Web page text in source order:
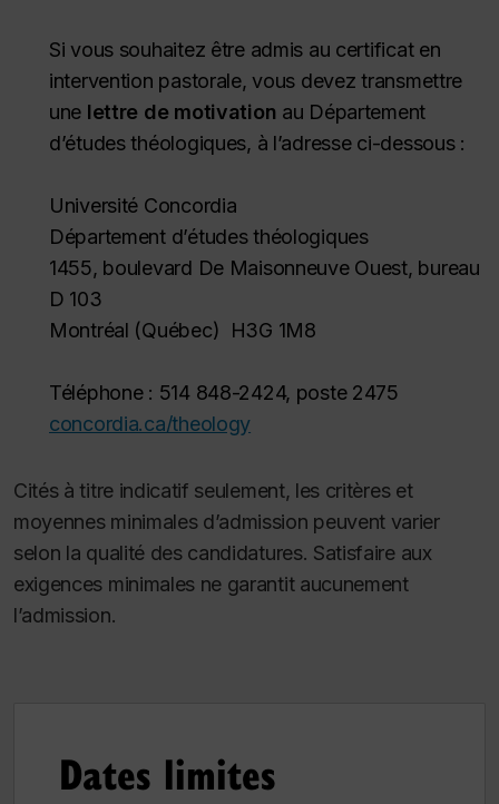
Si vous souhaitez être admis au certificat en
intervention pastorale, vous devez transmettre
une lettre de motivation au Département
d’études théologiques, à l’adresse ci-dessous :
Université Concordia
Département d’études théologiques
1455, boulevard De Maisonneuve Ouest, bureau
D 103
Montréal (Québec) H3G 1M8
Téléphone : 514 848-2424, poste 2475
concordia.ca/theology
Cités à titre indicatif seulement, les critères et
moyennes minimales d’admission peuvent varier
selon la qualité des candidatures. Satisfaire aux
exigences minimales ne garantit aucunement
l’admission.
Dates limites